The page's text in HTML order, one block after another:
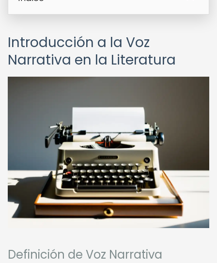
Introducción a la Voz
Narrativa en la Literatura
Definición de Voz Narrativa